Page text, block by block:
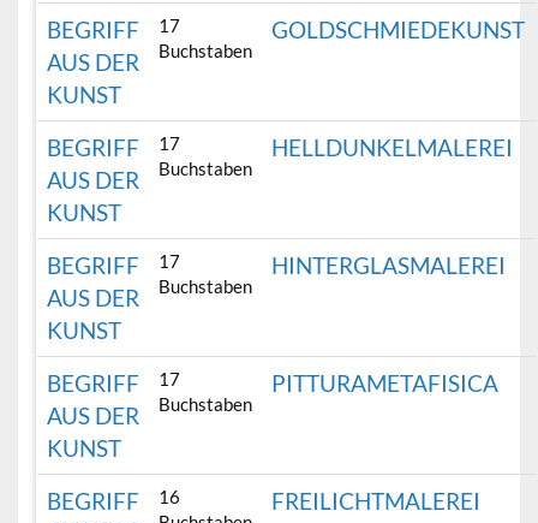
BEGRIFF
AUS DER
KUNST
17
Buchstaben
GOLDSCHMIEDEKUNST
BEGRIFF
AUS DER
KUNST
17
Buchstaben
HELLDUNKELMALEREI
BEGRIFF
AUS DER
KUNST
17
Buchstaben
HINTERGLASMALEREI
BEGRIFF
AUS DER
KUNST
17
Buchstaben
PITTURAMETAFISICA
BEGRIFF
16
FREILICHTMALEREI